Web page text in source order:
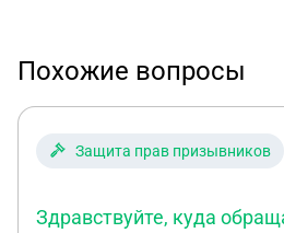
Похожие вопросы
Защита прав призывников
Здравствуйте, куда